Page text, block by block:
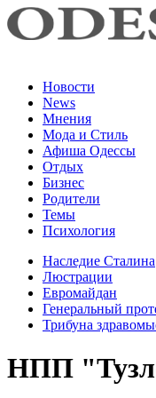
Новости
News
Мнения
Мода и Стиль
Афиша Одессы
Отдых
Бизнес
Родители
Темы
Психология
Наследие Сталина
Люстрации
Евромайдан
Генеральный
Трибуна
НПП